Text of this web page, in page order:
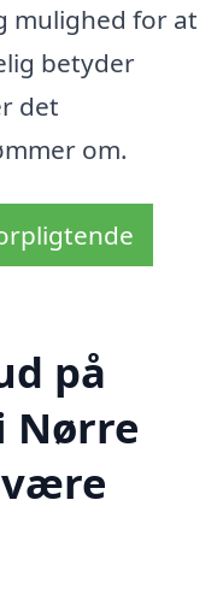
mulighed for at
betyder
det
om.
på